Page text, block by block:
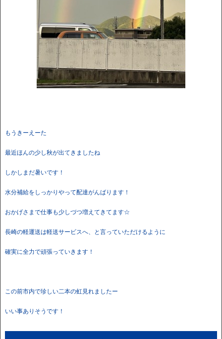
もうきーえーた
最近ほんの少し秋が出てきましたね
しかしまだ暑いです！
水分補給をしっかりやって配達がんばります！
おかげさまで仕事も少しづつ増えてきてます☆
長崎の軽運送は軽送サービスへ、と言っていただけるように
確実に全力で頑張っていきます！
この前市内で珍しい二本の虹見れましたー
いい事ありそうです！